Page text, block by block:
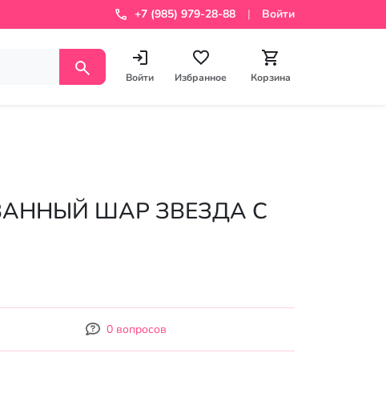
+7 (985) 979-28-88 Войти
Войти Избранное Корзина
0 вопросов